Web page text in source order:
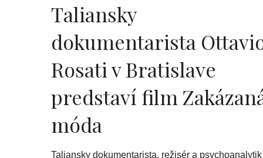
Taliansky
dokumentarista
Rosati v Bratislave
predstaví film
móda
Taliansky dokumentarista, režisér a psychoanalytik